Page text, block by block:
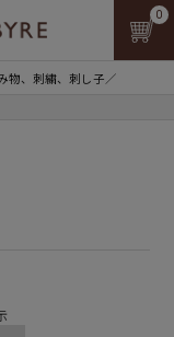
物、刺繍、刺し子／
0